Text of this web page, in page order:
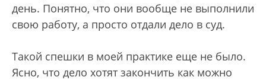
день. Понятно, что они вообще не выполнили
свою работу, а просто отдали дело в суд.
Такой спешки в моей практике еще не было.
Ясно, что дело хотят закончить как можно